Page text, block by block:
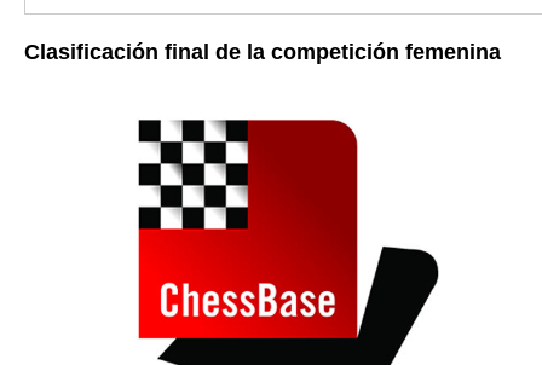
Clasificación final de la competición femenina